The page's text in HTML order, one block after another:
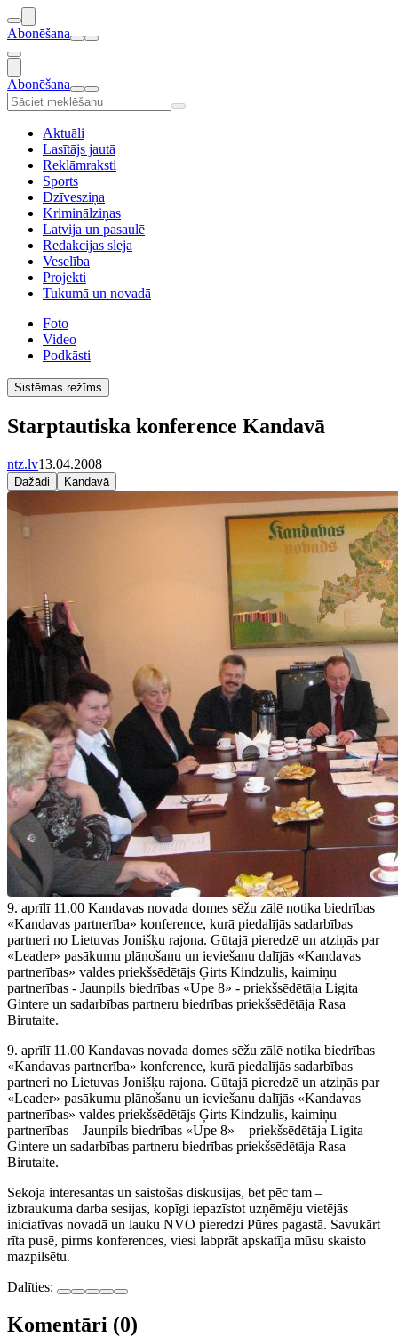
Abonēšana
Abonēšana
Aktuāli
Lasītājs jautā
Reklāmraksti
Sports
Dzīvesziņa
Kriminālziņas
Latvija un pasaulē
Redakcijas sleja
Veselība
Projekti
Tukumā un novadā
Foto
Video
Podkāsti
Sistēmas režīms
Starptautiska konference Kandavā
ntz.lv13.04.2008
Dažādi Kandavā
9. aprīlī 11.00 Kandavas novada domes sēžu zālē notika biedrības
«Kandavas partnerība» konference, kurā piedalījās sadarbības
partneri no Lietuvas Jonišķu rajona. Gūtajā pieredzē un atziņās par
«Leader» pasākumu plānošanu un ieviešanu dalījās «Kandavas
partnerības» valdes priekšsēdētājs Ģirts Kindzulis, kaimiņu
partnerības - Jaunpils biedrības «Upe 8» - priekšsēdētāja Ligita
Gintere un sadarbības partneru biedrības priekšsēdētāja Rasa
Birutaite.
9. aprīlī 11.00 Kandavas novada domes sēžu zālē notika biedrības
«Kandavas partnerība» konference, kurā piedalījās sadarbības
partneri no Lietuvas Jonišķu rajona. Gūtajā pieredzē un atziņās par
«Leader» pasākumu plānošanu un ieviešanu dalījās «Kandavas
partnerības» valdes priekšsēdētājs Ģirts Kindzulis, kaimiņu
partnerības – Jaunpils biedrības «Upe 8» – priekšsēdētāja Ligita
Gintere un sadarbības partneru biedrības priekšsēdētāja Rasa
Birutaite.
Sekoja interesantas un saistošas diskusijas, bet pēc tam –
izbraukuma darba sesijas, kopīgi iepazīstot uzņēmēju vietējās
iniciatīvas novadā un lauku NVO pieredzi Pūres pagastā. Savukārt
rīta pusē, pirms konferences, viesi labprāt apskatīja mūsu skaisto
mazpilsētu.
Dalīties:
Komentāri (0)